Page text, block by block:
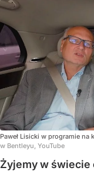
Paweł Lisicki w programie na
w Bentleyu, YouTube
Żyjemy w